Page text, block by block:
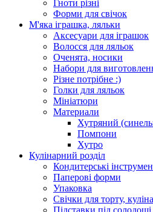
Гноти різні
Форми для свічок
М'яка іграшка, ляльки
Аксесуари для іграшок
Волосся для ляльок
Оченята, носики
Набори для
Різне потрібне :)
Голки для ляльок
Мініатюри
Материали
Хутряний
Помпони
Хутро
Кулінарний розділ
Кондитерські
Паперові форми
Упаковка
Свічки для торту,
Підставки під солодощі